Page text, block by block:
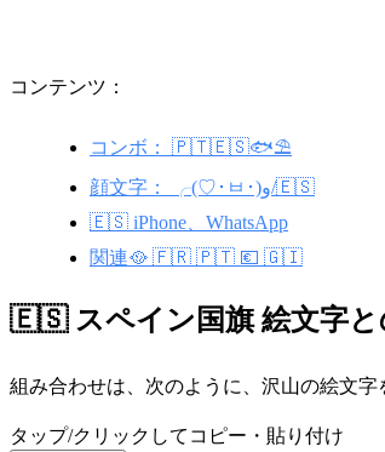
コンテンツ：
コンボ： 🇵🇹🇪🇸🐟⛱️
顔文字： ╭(♡･ㅂ･)و/🇪🇸
🇪🇸 iPhone、WhatsApp
関連🥘 🇫🇷 🇵🇹 💶 🇬🇮
🇪🇸 スペイン国旗 絵文字と
組み合わせは、次のように、沢山の絵文
タップ/クリックしてコピー・貼り付け